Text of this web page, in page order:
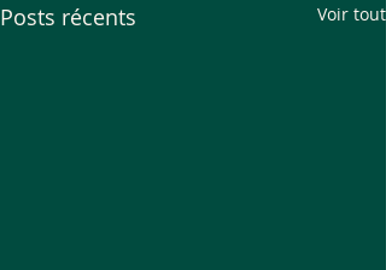
Posts récents Voir tout